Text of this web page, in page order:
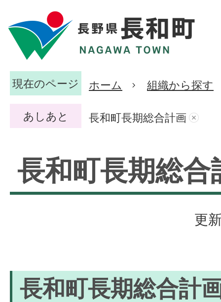
現在のページ ホーム 組織から探す
あしあと 長和町長期総合計画
長和町長期総合
更
長和町長期総合計